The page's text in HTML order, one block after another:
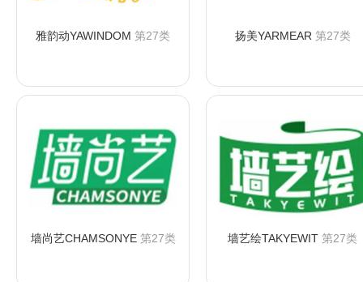
雅韵动YAWINDOM 第27类 扬美YARMEAR 第27类
墙尚艺CHAMSONYE第27类 墙艺绘TAKYEWIT 第27类